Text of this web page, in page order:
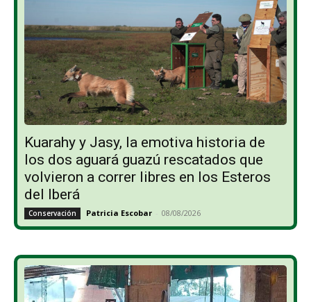
Kuarahy y Jasy, la emotiva historia de
los dos aguará guazú rescatados que
volvieron a correr libres en los Esteros
del Iberá
Conservación Patricia Escobar - 08/08/2026